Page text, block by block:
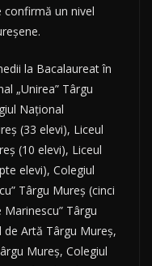
confirmă un nivel
la Bacalaureat în
„Unirea” Târgu
Naţional
(33 elevi), Liceul
(10 elevi), Liceul
elevi), Colegiul
Târgu Mureş (cinci
Târgu
de Artă Târgu Mureş,
Mureş, Colegiul